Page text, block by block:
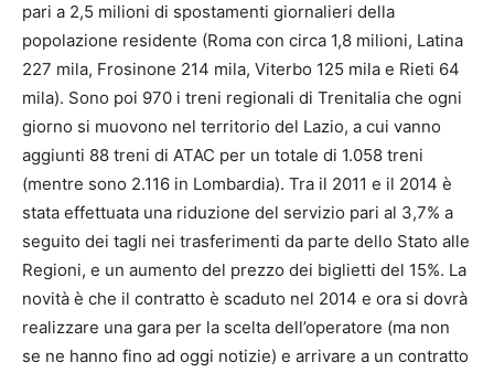
pari a 2,5 milioni di spostamenti giornalieri della
popolazione residente (Roma con circa 1,8 milioni, Latina
227 mila, Frosinone 214 mila, Viterbo 125 mila e Rieti 64
mila). Sono poi 970 i treni regionali di Trenitalia che ogni
giorno si muovono nel territorio del Lazio, a cui vanno
aggiunti 88 treni di ATAC per un totale di 1.058 treni
(mentre sono 2.116 in Lombardia). Tra il 2011 e il 2014 è
stata effettuata una riduzione del servizio pari al 3,7% a
seguito dei tagli nei trasferimenti da parte dello Stato alle
Regioni, e un aumento del prezzo dei biglietti del 15%. La
novità è che il contratto è scaduto nel 2014 e ora si dovrà
realizzare una gara per la scelta dell’operatore (ma non
se ne hanno fino ad oggi notizie) e arrivare a un contratto